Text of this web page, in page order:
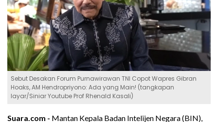
Sebut Desakan Forum Purnawirawan TNI Copot Wapres Gibran
Hoaks, AM Hendropriyono: Ada yang Main! (tangkapan
layar/Siniar Youtube Prof Rhenald Kasali)
Suara.com - Mantan Kepala Badan Intelijen Negara (BIN),